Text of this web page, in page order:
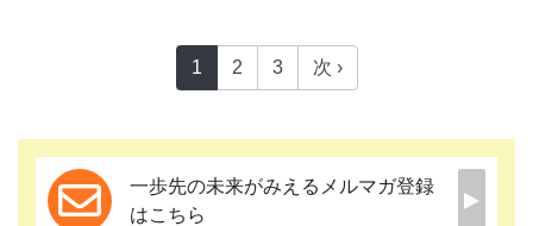
1 2 3 次 ›
一歩先の未来がみえるメルマガ登録
はこちら